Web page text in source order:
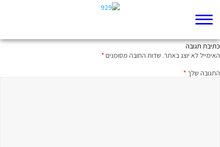
כתיבת תגובה
האימייל לא יוצג באתר. שדות החובה מסומנים*
התגובה שלך*